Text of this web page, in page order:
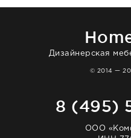
Дизайнерская
© 2014 —
8 (495)
ООО